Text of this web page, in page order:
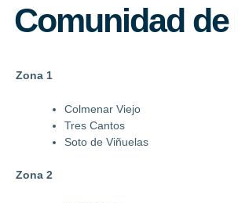
Comunidad de
Zona 1
Colmenar Viejo
Tres Cantos
Soto de Viñuelas
Zona 2